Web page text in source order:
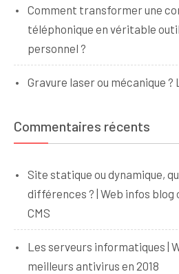
Comment transformer une
téléphonique en véritable
personnel ?
Gravure laser ou mécanique
Commentaires récents
Site statique ou dynamique,
différences ? | Web infos blog
CMS
Les serveurs informatiques |
meilleurs antivirus en 2018